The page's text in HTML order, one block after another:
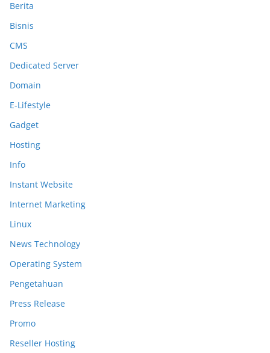
Berita
Bisnis
CMS
Dedicated Server
Domain
E-Lifestyle
Gadget
Hosting
Info
Instant Website
Internet Marketing
Linux
News Technology
Operating System
Pengetahuan
Press Release
Promo
Reseller Hosting